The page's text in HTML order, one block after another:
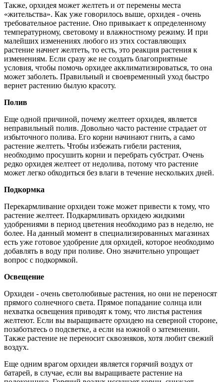
Также, орхидея может желтеть и от перемены места
«жительства». Как уже говорилось выше, орхидея - очень
требовательное растение. Оно привыкает к определенному
температурному, световому и влажностному режиму. И при
малейших изменениях любого из этих составляющих
растение начнет желтеть, то есть, это реакция растения к
изменениям. Если сразу же не создать благоприятные
условия, чтобы помочь орхидее акклиматизироваться, то она
может заболеть. Правильный и своевременный уход быстро
вернет растению былую красоту.
Полив
Еще одной причиной, почему желтеет орхидея, является
неправильный полив. Довольно часто растение страдает от
избыточного полива. Его корни начинают гнить, а само
растение желтеть. Чтобы избежать гибели растения,
необходимо просушить корни и перебрать субстрат. Очень
редко орхидея желтеет от недолива, потому что растение
может легко обходиться без влаги в течение нескольких дней.
Подкормка
Перекармливание орхидеи тоже может привести к тому, что
растение желтеет. Подкармливать орхидею жидкими
удобрениями в период цветения необходимо раз в неделю, не
более. На данный момент в специализированных магазинах
есть уже готовое удобрение для орхидей, которое необходимо
добавлять в воду при поливе. Оно значительно упрощает
вопрос с подкормкой.
Освещение
Орхидеи - очень светолюбивые растения, но они не переносят
прямого солнечного света. Прямое попадание солнца или
нехватка освещения приводят к тому, что листья растения
желтеют. Если вы выращиваете орхидею на северной стороне,
позаботьтесь о подсветке, а если на южной о затемнении.
Также растение не переносит сквозняков, хотя любит свежий
воздух.
Еще одним врагом орхидеи является горячий воздух от
батарей, в случае, если вы выращиваете растение на